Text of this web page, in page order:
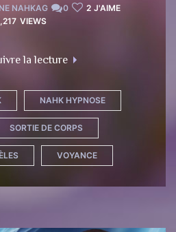
NAHKAG 0 2 J'AIME
VIEWS
la lecture
NAHK HYPNOSE
SORTIE DE CORPS
VOYANCE